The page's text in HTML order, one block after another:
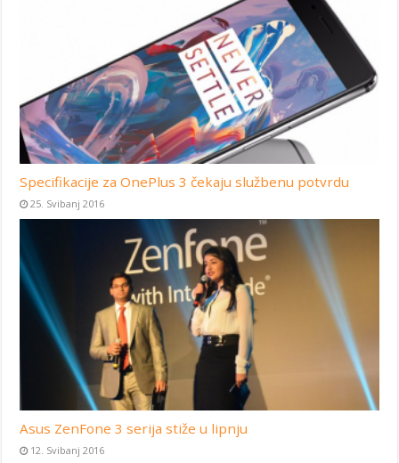
Specifikacije za OnePlus 3 čekaju službenu potvrdu
25. Svibanj 2016
Asus ZenFone 3 serija stiže u lipnju
12. Svibanj 2016